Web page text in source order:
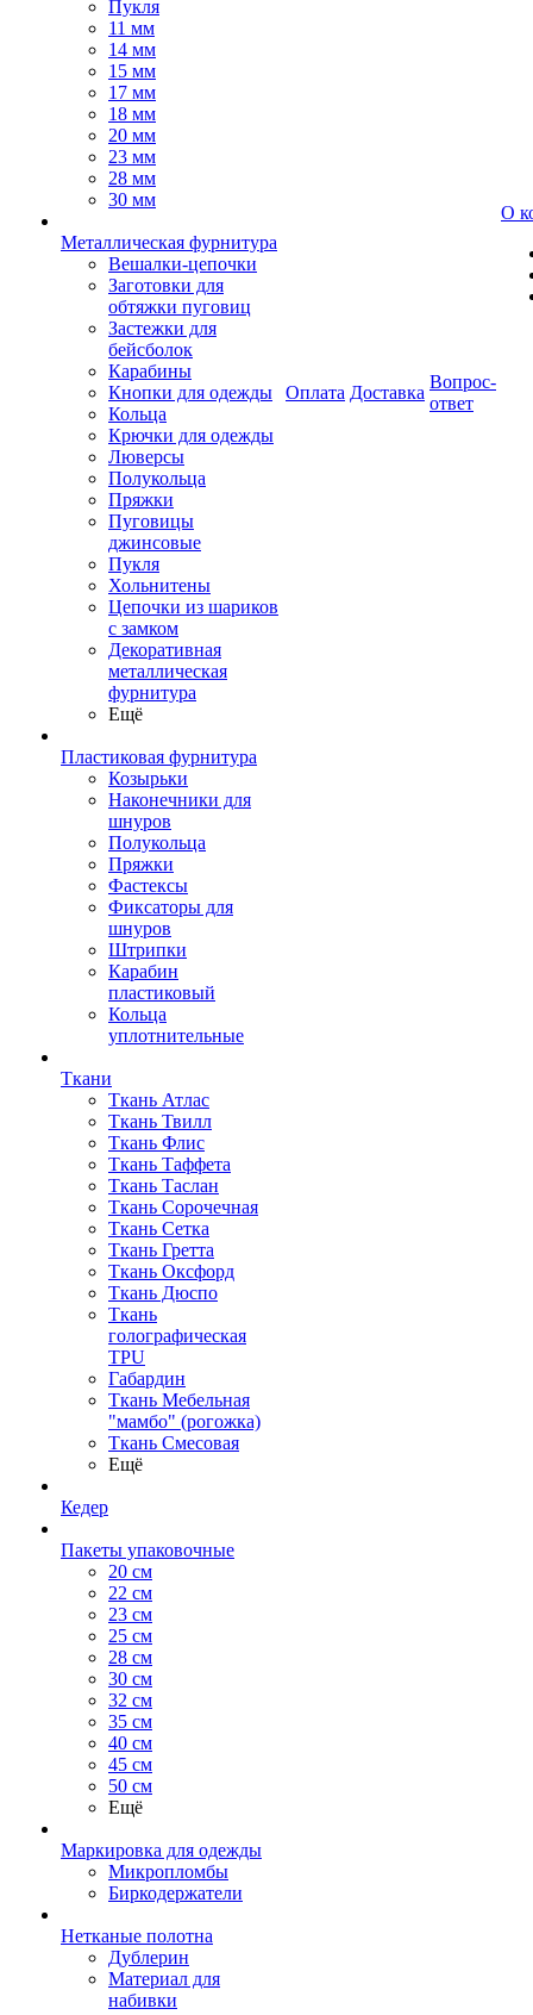
Пукля
11 мм
14 мм
15 мм
17 мм
18 мм
20 мм
23 мм
28 мм
30 мм
Металлическая фурнитура
Вешалки-цепочки
Заготовки для
обтяжки пуговиц
Застежки для
бейсболок
Карабины
Кнопки для одежды
Кольца
Крючки для одежды
Люверсы
Полукольца
Пряжки
Пуговицы
джинсовые
Пукля
Хольнитены
Цепочки из шариков
с замком
Декоративная
металлическая
фурнитура
Ещё
Пластиковая фурнитура
Козырьки
Наконечники для
шнуров
Полукольца
Пряжки
Фастексы
Фиксаторы для
шнуров
Штрипки
Карабин
пластиковый
Кольца
уплотнительные
Ткани
Ткань Атлас
Ткань Твилл
Ткань Флис
Ткань Таффета
Ткань Таслан
Ткань Сорочечная
Ткань Сетка
Ткань Гретта
Ткань Оксфорд
Ткань Дюспо
Ткань
голографическая
TPU
Габардин
Ткань Мебельная
"мамбо" (рогожка)
Ткань Смесовая
Ещё
Кедер
Пакеты упаковочные
20 см
22 см
23 см
25 см
28 см
30 см
32 см
35 см
40 см
45 см
50 см
Ещё
Маркировка для одежды
Микропломбы
Биркодержатели
Нетканые полотна
Дублерин
Материал для
набивки
Оплата Доставка
Вопрос-
ответ
О